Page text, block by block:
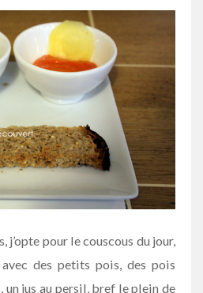
pour le couscous du jour,
des petits pois, des pois
un jus au persil, bref le plein de